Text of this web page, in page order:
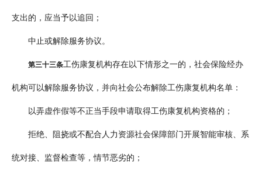
支出的，应当予以追回；
中止或解除服务协议。
第三十三条工伤康复机构存在以下情形之一的，社会保险经办
机构可以解除服务协议，并向社会公布解除工伤康复机构名单：
以弄虚作假等不正当手段申请取得工伤康复机构资格的；
拒绝、阻挠或不配合人力资源社会保障部门开展智能审核、系
统对接、监督检查等，情节恶劣的；